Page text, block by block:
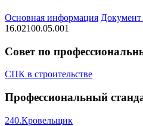
Основная информация Документ
16.02100.05.001
Совет по
СПК в строительстве
Профессиональный
240.Кровельщик